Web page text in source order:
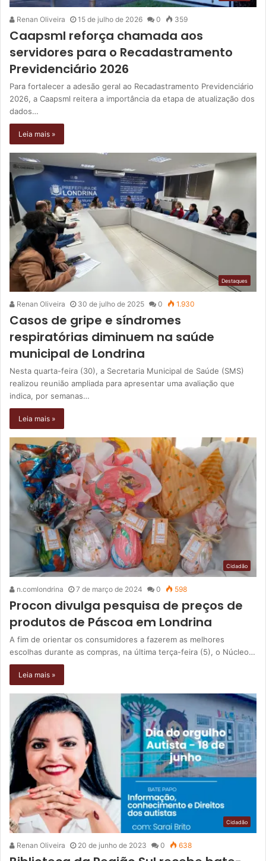
Renan Oliveira 15 de julho de 2026 0 359
Caapsml reforça chamada aos
servidores para o Recadastramento
Previdenciário 2026
Para fortalecer a adesão geral ao Recadastramento Previdenciário
2026, a Caapsml reitera a importância da etapa de atualização dos
dados…
Leia mais »
Destaques
Renan Oliveira 30 de julho de 2025 0 1.930
Casos de gripe e síndromes
respiratórias diminuem na saúde
municipal de Londrina
Nesta quarta-feira (30), a Secretaria Municipal de Saúde (SMS)
realizou reunião ampliada para apresentar uma avaliação que
indica, por semanas…
Leia mais »
Cidadão
n.comlondrina 7 de março de 2024 0 598
Procon divulga pesquisa de preços de
produtos de Páscoa em Londrina
A fim de orientar os consumidores a fazerem as melhores
escolhas durante as compras, na última terça-feira (5), o Núcleo…
Leia mais »
Cidadão
Renan Oliveira 20 de junho de 2023 0 638